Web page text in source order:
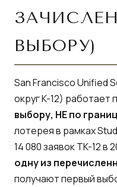
ВЫБОРУ)
San Francisco Unified
округ K-12) работает
выбору, НЕ по
лотерея в рамках
14 080 заявок TK-12 в
одну из
получают первый